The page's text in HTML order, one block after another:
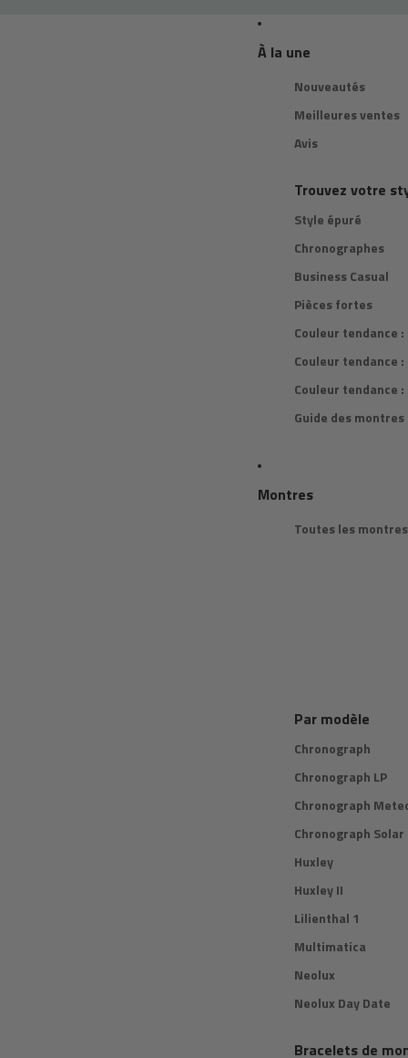
À la une
Nouveautés
Meilleures ventes
Avis
Trouvez votre
Style épuré
Chronographes
Business Casual
Pièces fortes
Couleur tendance
Couleur tendance :
Couleur tendance
Guide des montres
Montres
Toutes les montres
Par modèle
Chronograph
Chronograph LP
Chronograph
Chronograph Solar
Huxley
Huxley II
Lilienthal 1
Multimatica
Neolux
Neolux Day Date
Bracelets de